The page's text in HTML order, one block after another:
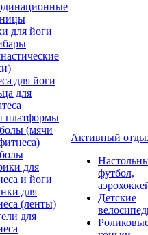
для йоги
для йоги
для
платформы
(мячи
для
и йоги
для
(ленты)
для
Активный
футбол,
Детские